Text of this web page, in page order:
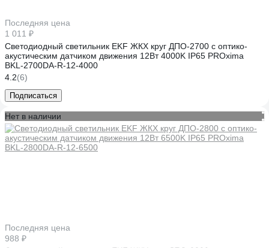
Последняя цена
1 011 ₽
Светодиодный светильник EKF ЖКХ круг ДПО-2700 с оптико-
акустическим датчиком движения 12Вт 4000K IP65 PROxima
BKL-2700DА-R-12-4000
4.2(6)
Подписаться
Нет в наличии
Последняя цена
988 ₽